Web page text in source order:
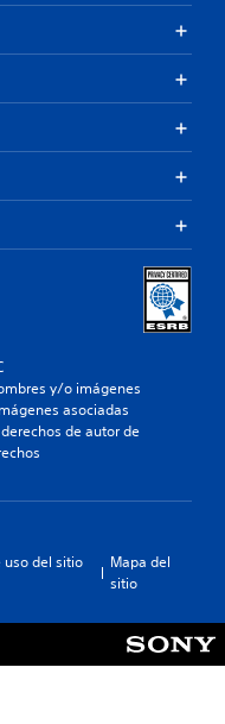
y/o imágenes
asociadas
de autor de
uso del sitio
Mapa del
sitio